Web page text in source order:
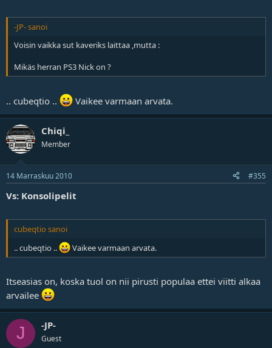
-JP- sanoi
Voisin vaikka sut kaveriks laittaa ,mutta :
Mikäs herran PS3 Nick on ?
.. cubeqtio .. Vaikee varmaan arvata.
Chiqi_
Member
14 Marraskuu 2010 #355
Vs: Konsolipelit
cubeqtio sanoi
.. cubeqtio ..
Vaikee varmaan arvata.
Itseasias on, koska tuol on nii pirusti populaa ettei viitti alkaa
arvailee
J -JP-
Guest